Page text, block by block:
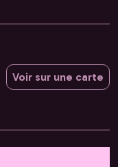
Voir sur une carte